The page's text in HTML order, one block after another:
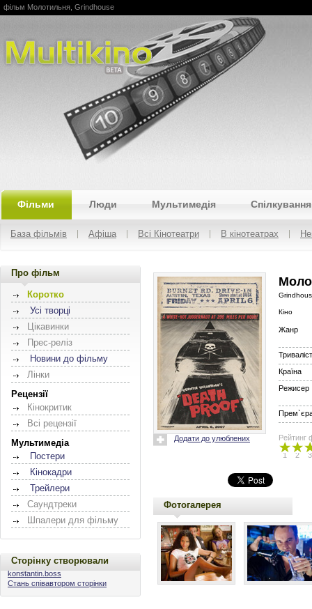
Multikino
фільм Молотильня, Grindhouse
Фільми Люди Мультимедія Спілкування
База фільмів Афіша Всі Кінотеатри В кінотеатрах
Про фільм
Коротко
Усі творці
Цікавинки
Прес-реліз
Новини до фільму
Лінки
Рецензії
Кінокритик
Всі рецензії
Мультимедіа
Постери
Кінокадри
Трейлери
Саундтреки
Шпалери для фільму
Сторінку створювали
konstantin.boss
Стань співавтором сторінки
Додати до улюблених
Кіно
Жанр
Країна
Режисер
Прем`єра
Рейтинг
1 2 3
Фотогалерея